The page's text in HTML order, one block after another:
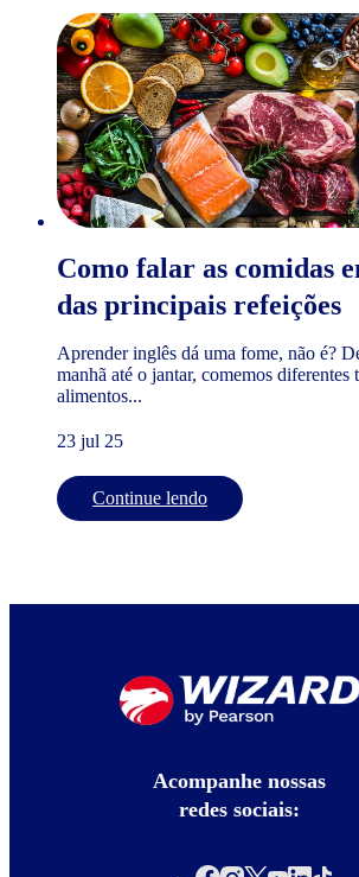
Como falar as comidas
das principais refeições
Aprender inglês dá uma fome, não é?
manhã até o jantar, comemos diferentes
alimentos...
23 jul 25
Continue lendo
Acompanhe nossas
redes sociais: